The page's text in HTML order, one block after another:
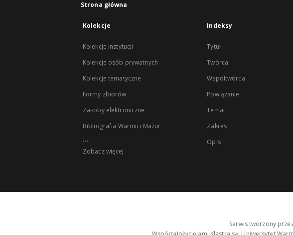
Strona główna
Kolekcje
Kolekcje instytucji
Kolekcje osób prywatnych
Kolekcje tematyczne
Formy zbiorów
Zasoby elektroniczne
Bibliografia Warmii i Mazur
...
Zobacz więcej
Indeksy
Tytuł
Twórca
Współtwórca
Powiązanie
Temat
Zakres
Opis
Serwis tworzony